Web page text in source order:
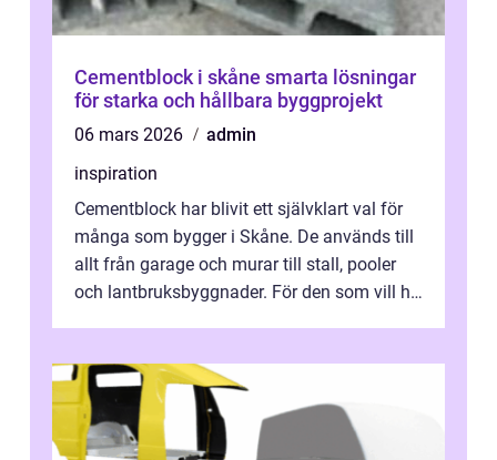
Cementblock i skåne smarta lösningar
för starka och hållbara byggprojekt
06 mars 2026
admin
inspiration
Cementblock har blivit ett självklart val för
många som bygger i Skåne. De används till
allt från garage och murar till stall, pooler
och lantbruksbyggnader. För den som vill ha